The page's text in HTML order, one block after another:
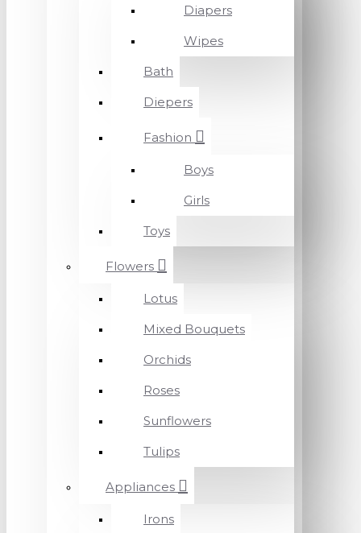
Diapers
Wipes
Bath
Diepers
Fashion
Boys
Girls
Toys
Flowers
Lotus
Mixed Bouquets
Orchids
Roses
Sunflowers
Tulips
Appliances
Irons